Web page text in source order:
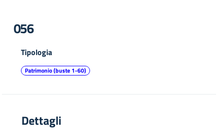
056
Tipologia
Patrimonio (buste 1-60)
Dettagli